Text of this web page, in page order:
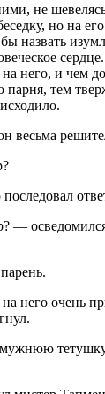
не
но на
назвать
него, и чем
тем
весьма
—
него очень